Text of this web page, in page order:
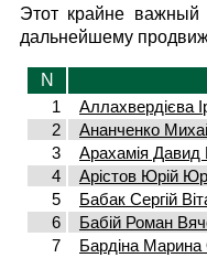
Этот крайне важный
дальнейшему
N
1
Аллахвердієва
2
Ананченко
3
Арахамія Давид
4
Арістов Юрій
5
Бабак Сергій
6
Бабій Роман
7
Бардіна Марина